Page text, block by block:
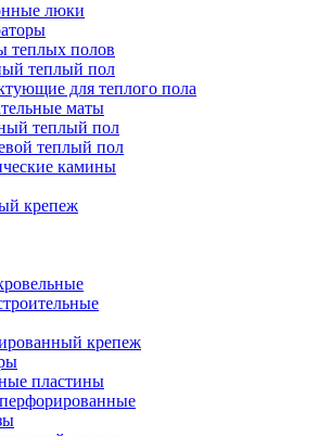
люки
теплых полов
теплый пол
для теплого пола
маты
теплый пол
теплый пол
камины
крепеж
крепеж
пластины